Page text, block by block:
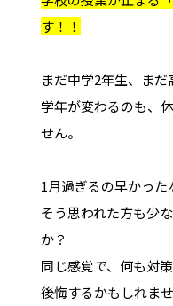
す！！
まだ中学2年生、まだ
学年が変わるのも、
せん。
1月過ぎるの早かった
そう思われた方も少
か？
同じ感覚で、何も対
後悔するかもしれませ